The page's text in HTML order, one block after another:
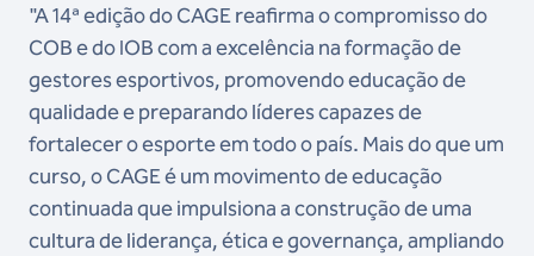
"A 14ª edição do CAGE reafirma o compromisso do
COB e do IOB com a excelência na formação de
gestores esportivos, promovendo educação de
qualidade e preparando líderes capazes de
fortalecer o esporte em todo o país. Mais do que um
curso, o CAGE é um movimento de educação
continuada que impulsiona a construção de uma
cultura de liderança, ética e governança, ampliando